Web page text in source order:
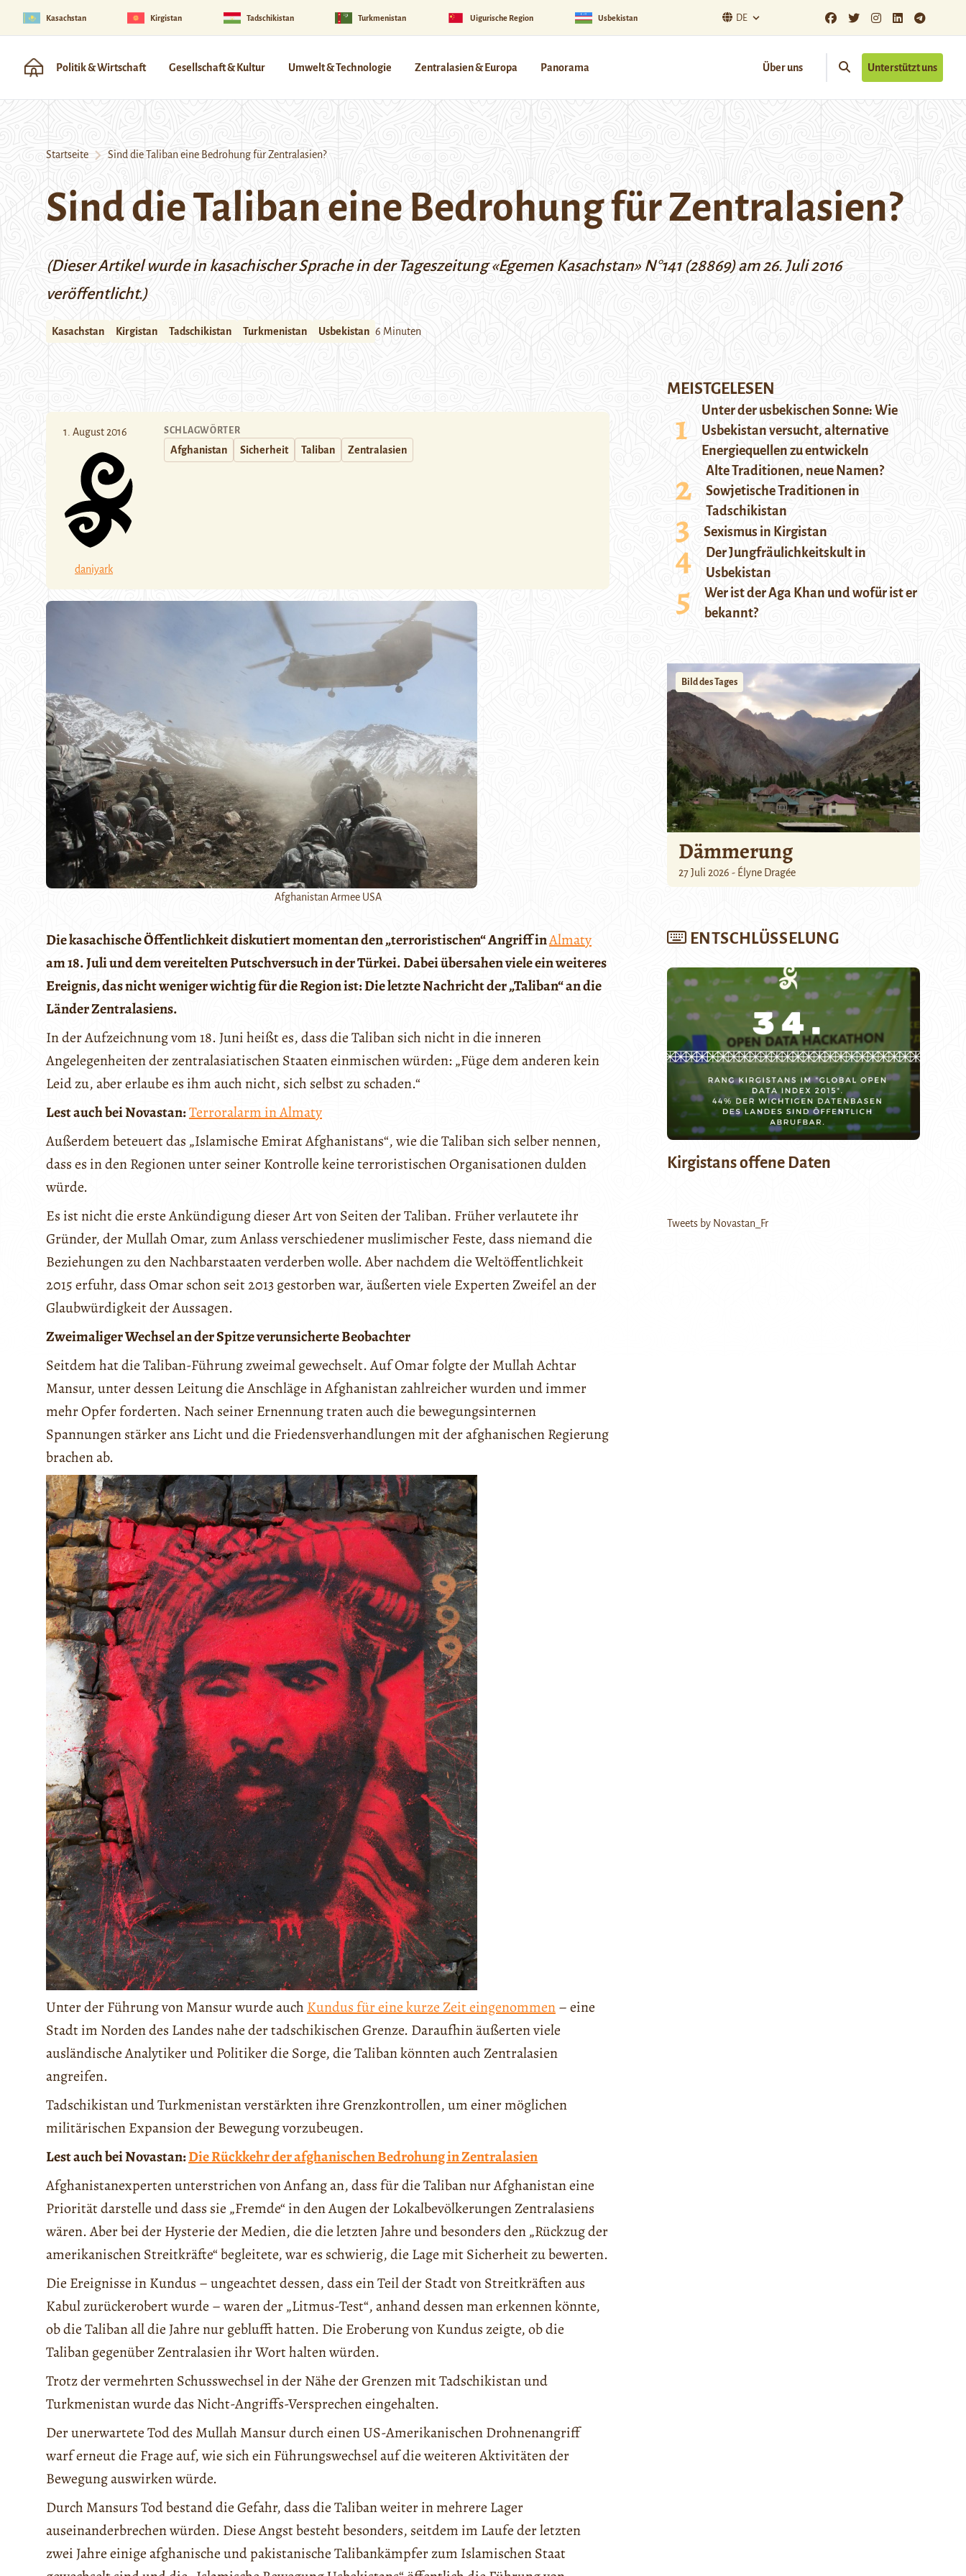
Kasachstan Kirgistan Tadschikistan Turkmenistan Uigurische Region Usbekistan DE
Politik & Wirtschaft Gesellschaft & Kultur Umwelt & Technologie Zentralasien & Europa Panorama Über uns Unterstützt uns
Startseite Sind die Taliban eine Bedrohung für Zentralasien?
Sind die Taliban eine Bedrohung für Zentralasien?
(Dieser Artikel wurde in kasachischer Sprache in der Tageszeitung «Egemen Kasachstan» N°141 (28869) am 26. Juli 2016
veröffentlicht.)
Kasachstan Kirgistan Tadschikistan Turkmenistan Usbekistan 6 Minuten
1. August 2016
daniyark
SCHLAGWÖRTER
Afghanistan Sicherheit Taliban Zentralasien
Afghanistan Armee USA
Die kasachische Öffentlichkeit diskutiert momentan den „terroristischen“ Angriff inAlmaty
am 18. Juli und dem vereitelten Putschversuch in der Türkei. Dabei übersahen viele ein weiteres
Ereignis, das nicht weniger wichtig für die Region ist: Die letzte Nachricht der „Taliban“ an die
Länder Zentralasiens.
In der Aufzeichnung vom 18. Juni heißt es, dass die Taliban sich nicht in die inneren
Angelegenheiten der zentralasiatischen Staaten einmischen würden: „Füge dem anderen kein
Leid zu, aber erlaube es ihm auch nicht, sich selbst zu schaden.“
Lest auch bei Novastan:Terroralarm in Almaty
Außerdem beteuert das „Islamische Emirat Afghanistans“, wie die Taliban sich selber nennen,
dass es in den Regionen unter seiner Kontrolle keine terroristischen Organisationen dulden
würde.
Es ist nicht die erste Ankündigung dieser Art von Seiten der Taliban. Früher verlautete ihr
Gründer, der Mullah Omar, zum Anlass verschiedener muslimischer Feste, dass niemand die
Beziehungen zu den Nachbarstaaten verderben wolle. Aber nachdem die Weltöffentlichkeit
2015 erfuhr, dass Omar schon seit 2013 gestorben war, äußerten viele Experten Zweifel an der
Glaubwürdigkeit der Aussagen.
Zweimaliger Wechsel an der Spitze verunsicherte Beobachter
Seitdem hat die Taliban-Führung zweimal gewechselt. Auf Omar folgte der Mullah Achtar
Mansur, unter dessen Leitung die Anschläge in Afghanistan zahlreicher wurden und immer
mehr Opfer forderten. Nach seiner Ernennung traten auch die bewegungsinternen
Spannungen stärker ans Licht und die Friedensverhandlungen mit der afghanischen Regierung
brachen ab.
Unter der Führung von Mansur wurde auch Kundus für eine kurze Zeit eingenommen– eine
Stadt im Norden des Landes nahe der tadschikischen Grenze. Daraufhin äußerten viele
ausländische Analytiker und Politiker die Sorge, die Taliban könnten auch Zentralasien
angreifen.
Tadschikistan und Turkmenistan verstärkten ihre Grenzkontrollen, um einer möglichen
militärischen Expansion der Bewegung vorzubeugen.
Lest auch bei Novastan:Die Rückkehr der afghanischen Bedrohung in Zentralasien
Afghanistanexperten unterstrichen von Anfang an, dass für die Taliban nur Afghanistan eine
Priorität darstelle und dass sie „Fremde“ in den Augen der Lokalbevölkerungen Zentralasiens
wären. Aber bei der Hysterie der Medien, die die letzten Jahre und besonders den „Rückzug der
amerikanischen Streitkräfte“ begleitete, war es schwierig, die Lage mit Sicherheit zu bewerten.
Die Ereignisse in Kundus – ungeachtet dessen, dass ein Teil der Stadt von Streitkräften aus
Kabul zurückerobert wurde – waren der „Litmus-Test“, anhand dessen man erkennen könnte,
ob die Taliban all die Jahre nur geblufft hatten. Die Eroberung von Kundus zeigte, ob die
Taliban gegenüber Zentralasien ihr Wort halten würden.
Trotz der vermehrten Schusswechsel in der Nähe der Grenzen mit Tadschikistan und
Turkmenistan wurde das Nicht-Angriffs-Versprechen eingehalten.
Der unerwartete Tod des Mullah Mansur durch einen US-Amerikanischen Drohnenangriff
warf erneut die Frage auf, wie sich ein Führungswechsel auf die weiteren Aktivitäten der
Bewegung auswirken würde.
Durch Mansurs Tod bestand die Gefahr, dass die Taliban weiter in mehrere Lager
auseinanderbrechen würden. Diese Angst besteht besonders, seitdem im Laufe der letzten
zwei Jahre einige afghanische und pakistanische Talibankämpfer zum Islamischen Staat
MEISTGELESEN
Unter der usbekischen Sonne: Wie
Usbekistan versucht, alternative
Energiequellen zu entwickeln
Alte Traditionen, neue Namen?
Sowjetische Traditionen in
Tadschikistan
Sexismus in Kirgistan
Der Jungfräulichkeitskult in
Usbekistan
Wer ist der Aga Khan und wofür ist er
bekannt?
Bild des Tages
Dämmerung
27 Juli 2026 - Élyne Dragée
ENTSCHLÜSSELUNG
Kirgistans offene Daten
Tweets by Novastan_Fr